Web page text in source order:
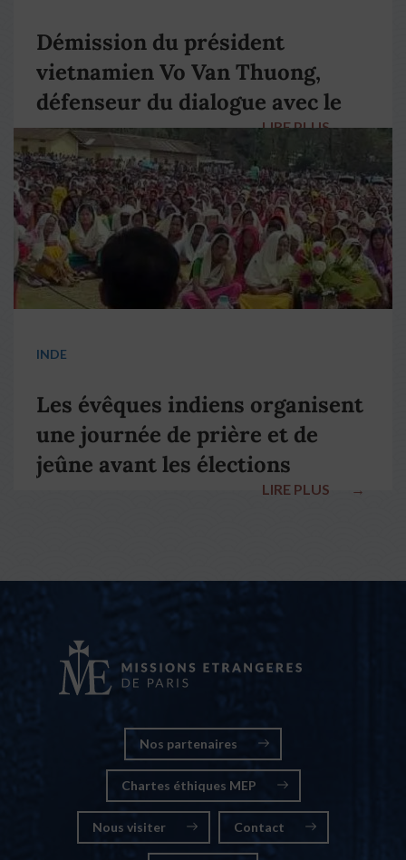
Démission du président
vietnamien Vo Van Thuong,
défenseur du dialogue avec le
pape François
LIRE PLUS →
INDE
Les évêques indiens organisent
une journée de prière et de
jeûne avant les élections
LIRE PLUS →
Nos partenaires
Chartes éthiques MEP
Nous visiter Contact